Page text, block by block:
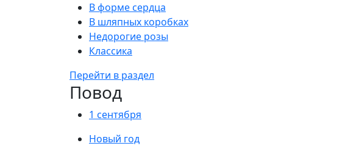
В форме сердца
В шляпных коробках
Недорогие розы
Классика
Перейти в раздел
Повод
1 сентября
Новый год